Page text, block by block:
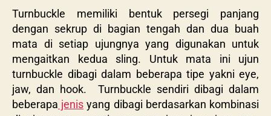
Turnbuckle memiliki bentuk persegi panjang
dengan sekrup di bagian tengah dan dua buah
mata di setiap ujungnya yang digunakan untuk
mengaitkan kedua sling. Untuk mata ini ujun
turnbuckle dibagi dalam beberapa tipe yakni eye,
jaw, dan hook. Turnbuckle sendiri dibagi dalam
beberapa jenis yang dibagi berdasarkan kombinasi